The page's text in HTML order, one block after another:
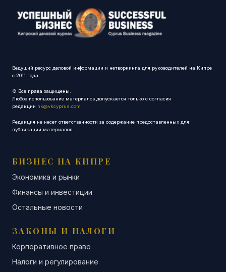
Ведущий ресурс деловой информации и нетворкинга для руководителей на Кипре
с 2011 года.
© Все права защищены.
Любое использование материалов допускается только с согласия
редакции nk@vkcyprus.com
Редакция не несет ответственности за содержание предоставленных для
публикации материалов.
БИЗНЕС НА КИПРЕ
Экономика и рынки
Финансы и инвестиции
Остальные новости
ЗАКОНЫ И НАЛОГИ
Корпоративное право
Налоги и регулирование